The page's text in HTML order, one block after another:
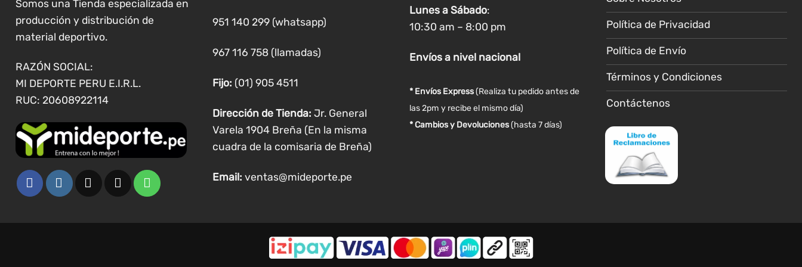
en
página
producto
elegir
en
página
producto
producto
elegir
en
la
de
producto
Somos una Tienda especializada en
producción y distribución de
material deportivo.
RAZÓN SOCIAL:
MI DEPORTE PERU E.I.R.L.
RUC: 20608922114
951 140 299 (whatsapp)
967 116 758 (llamadas)
Fijo: (01) 905 4511
Dirección de Tienda: Jr. General
Varela 1904 Breña (En la misma
cuadra de la comisaria de Breña)
Email: ventas@mideporte.pe
Lunes a Sábado:
10:30 am – 8:00 pm
Envíosa nivel nacional
* Envíos Express(Realiza tu pedido antes de
las 2pm y recibe el mismo día)
* Cambios y Devoluciones (hasta 7 días)
Política de Privacidad
Política de Envío
Términos y Condiciones
Contáctenos